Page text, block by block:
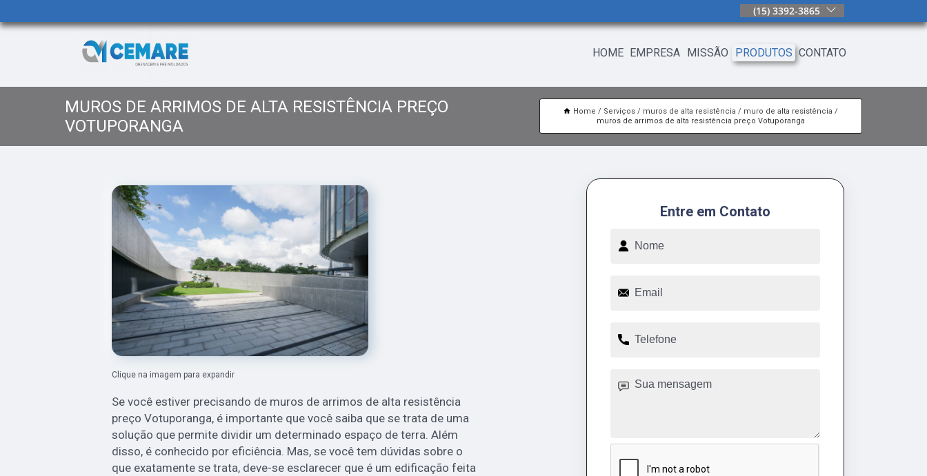
(15) 3392-3865
HOME EMPRESA MISSÃO PRODUTOS CONTATO
MUROS DE ARRIMOS DE ALTA RESISTÊNCIA PREÇO
VOTUPORANGA
Home Serviços muros de alta resistência
muro de alta resistência
muros de arrimos de alta resistência preço Votuporanga
Clique na imagem para expandir
Se você estiver precisando de muros de arrimos de alta resistência
preço Votuporanga, é importante que você saiba que se trata de uma
solução que permite dividir um determinado espaço de terra. Além
disso, é conhecido por eficiência. Mas, se você tem dúvidas sobre o
que exatamente se trata, deve-se esclarecer que é um edificação feita
Entre em Contato